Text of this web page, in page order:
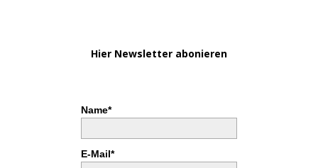
Hier Newsletter abonieren
Name*
E-Mail*